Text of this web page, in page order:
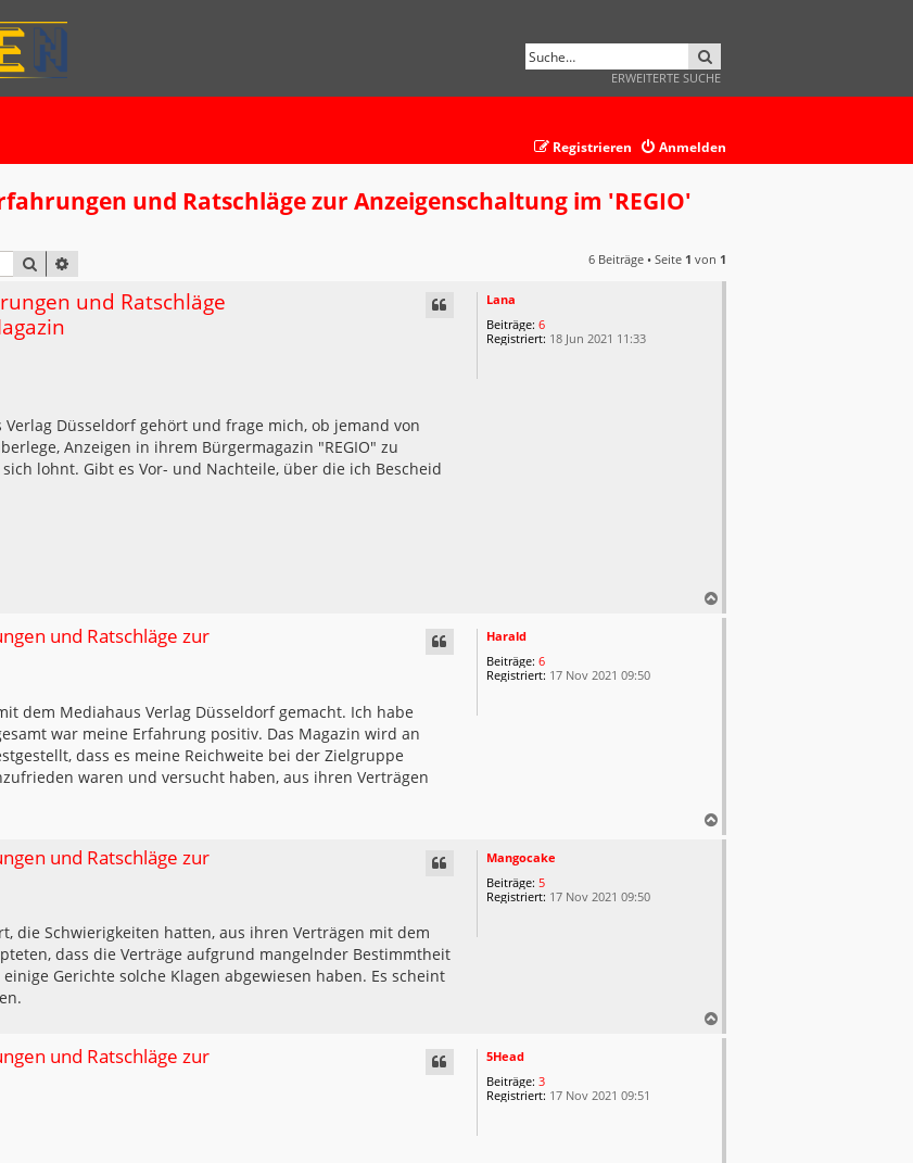
ERWEITERTE SUCHE
Anmelden
Registrieren
und Ratschläge zur Anzeigenschaltung im 'REGIO'
SUCHE 6 Beiträge • Seite 1 von 1
Lana
Beiträge: 6
Registriert: 18 Jun 2021 11:33
und Ratschläge
Düsseldorf gehört und frage mich, ob jemand von
Anzeigen in ihrem Bürgermagazin "REGIO" zu
lohnt. Gibt es Vor- und Nachteile, über die ich Bescheid
a
Harald
Beiträge: 6
Registriert: 17 Nov 2021 09:50
und Ratschläge zur
dem Mediahaus Verlag Düsseldorf gemacht. Ich habe
war meine Erfahrung positiv. Das Magazin wird an
dass es meine Reichweite bei der Zielgruppe
waren und versucht haben, aus ihren Verträgen
a
Mangocake
Beiträge: 5
Registriert: 17 Nov 2021 09:50
und Ratschläge zur
die Schwierigkeiten hatten, aus ihren Verträgen mit dem
dass die Verträge aufgrund mangelnder Bestimmtheit
Gerichte solche Klagen abgewiesen haben. Es scheint
a
5Head
Beiträge: 3
Registriert: 17 Nov 2021 09:51
und Ratschläge zur